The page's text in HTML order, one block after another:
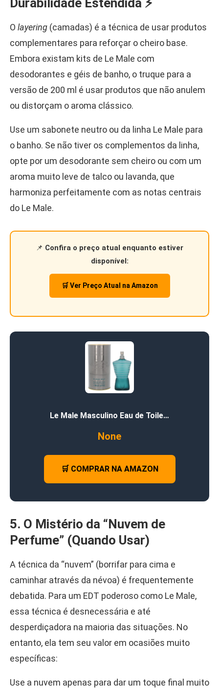
Durabilidade Estendida ⚡
O layering (camadas) é a técnica de usar produtos
complementares para reforçar o cheiro base.
Embora existam kits de Le Male com
desodorantes e géis de banho, o truque para a
versão de 200 ml é usar produtos que não anulem
ou distorçam o aroma clássico.
Use um sabonete neutro ou da linha Le Male para
o banho. Se não tiver os complementos da linha,
opte por um desodorante sem cheiro ou com um
aroma muito leve de talco ou lavanda, que
harmoniza perfeitamente com as notas centrais
do Le Male.
📌 Confira o preço atual enquanto estiver
disponível:
🛒 Ver Preço Atual na Amazon
Le Male Masculino Eau de Toile…
None
🛒 COMPRAR NA AMAZON
5. O Mistério da “Nuvem de
Perfume” (Quando Usar)
A técnica da “nuvem” (borrifar para cima e
caminhar através da névoa) é frequentemente
debatida. Para um EDT poderoso como Le Male,
essa técnica é desnecessária e até
desperdiçadora na maioria das situações. No
entanto, ela tem seu valor em ocasiões muito
específicas:
Use a nuvem apenas para dar um toque final muito